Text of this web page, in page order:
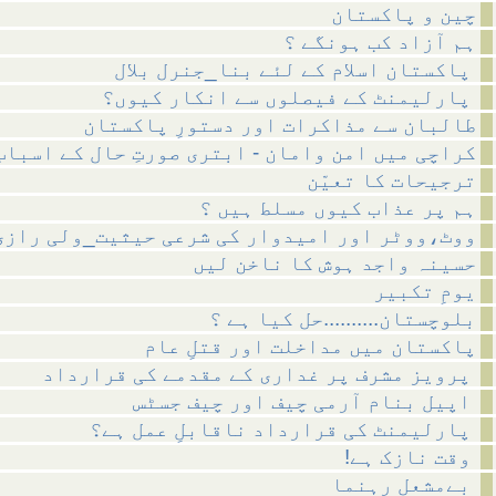
چین و پاکستان
ہم آزاد کب ہونگے ؟
طالبان سے مذاکرات اور دستورِ پاکستان
کراچی میں امن وامان - ابتری صورتِ حال کے
ترجیحات کا تعیّن
ہم پر عذاب کیوں مسلط ہیں ؟
ووٹ،ووٹر اور امیدوار کی شرعی حیثیت_ولی
حسینہ واجد ہوش کا ناخن لیں
یومِ تکبیر
بلوچستان..........حل کیا ہے ؟
پاکستان میں مداخلت اور قتلِ عام